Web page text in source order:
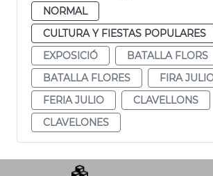
NORMAL
CULTURA Y FIESTAS POPULARES
EXPOSICIÓ
BATALLA FLORS
BATALLA FLORES
FIRA
FERIA JULIO
CLAVELLONS
CLAVELONES